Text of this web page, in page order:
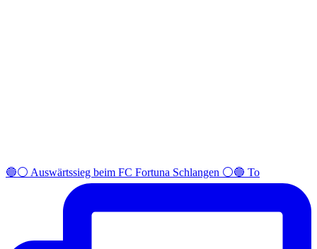
🔵⚪️ Auswärtssieg beim FC Fortuna Schlangen ⚪️🔵 To